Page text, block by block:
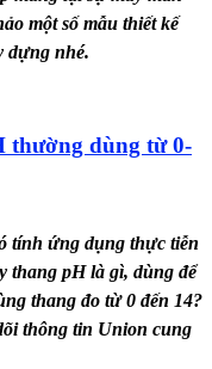
một số mẫu thiết kế
dựng nhé.
thường dùng từ 0-
tính ứng dụng thực tiễn
thang pH là gì, dùng để
thang đo từ 0 đến 14?
thông tin Union cung